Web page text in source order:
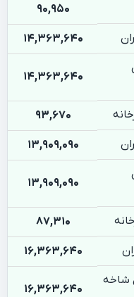
90,950
14,363,640
14,363,640
93,670
13,909,090
13,909,090
87,310
16,363,640
شاخه
16,363,640